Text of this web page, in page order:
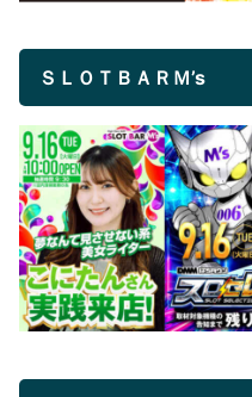
ＳＬＯＴＢＡＲＭ’s